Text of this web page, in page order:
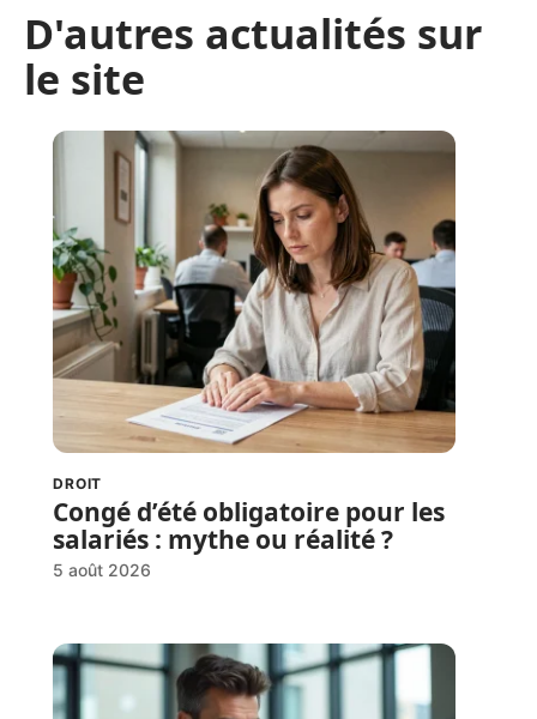
D'autres actualités sur
le site
DROIT
Congé d’été obligatoire pour les
salariés : mythe ou réalité ?
5 août 2026